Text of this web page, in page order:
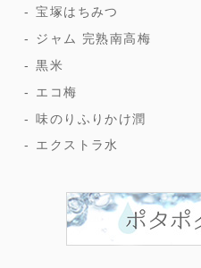
宝塚はちみつ
ジャム 完熟南高梅
黒米
エコ梅
味のりふりかけ潤
エクストラ水